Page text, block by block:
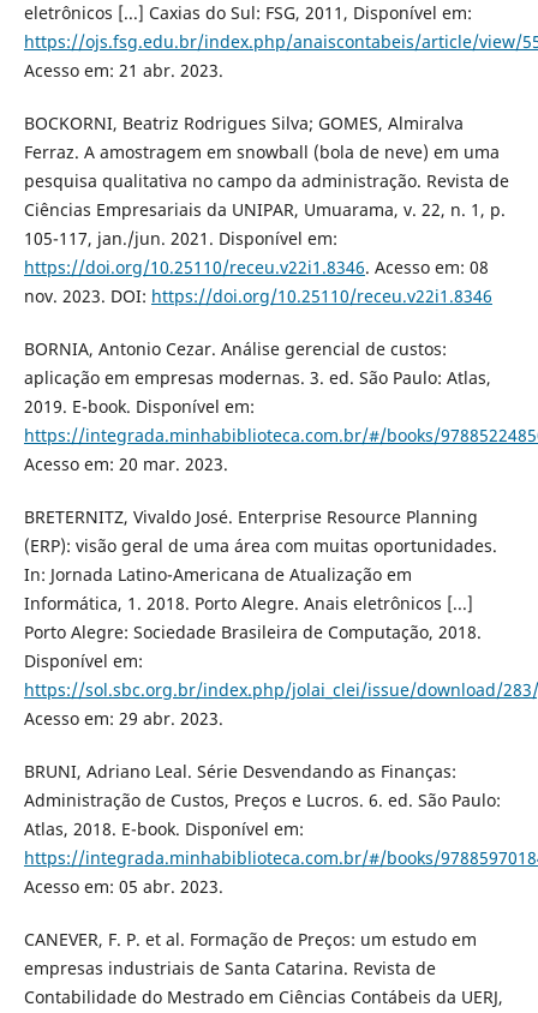
eletrônicos [...] Caxias do Sul: FSG, 2011, Disponível em:
https://ojs.fsg.edu.br/index.php/anaiscontabeis/article/view/
Acesso em: 21 abr. 2023.
BOCKORNI, Beatriz Rodrigues Silva; GOMES, Almiralva
Ferraz. A amostragem em snowball (bola de neve) em uma
pesquisa qualitativa no campo da administração. Revista de
Ciências Empresariais da UNIPAR, Umuarama, v. 22, n. 1, p.
105-117, jan./jun. 2021. Disponível em:
https://doi.org/10.25110/receu.v22i1.8346. Acesso em: 08
nov. 2023. DOI: https://doi.org/10.25110/receu.v22i1.8346
BORNIA, Antonio Cezar. Análise gerencial de custos:
aplicação em empresas modernas. 3. ed. São Paulo: Atlas,
2019. E-book. Disponível em:
https://integrada.minhabiblioteca.com.br/#/books/
Acesso em: 20 mar. 2023.
BRETERNITZ, Vivaldo José. Enterprise Resource Planning
(ERP): visão geral de uma área com muitas oportunidades.
In: Jornada Latino-Americana de Atualização em
Informática, 1. 2018. Porto Alegre. Anais eletrônicos [...]
Porto Alegre: Sociedade Brasileira de Computação, 2018.
Disponível em:
https://sol.sbc.org.br/index.php/jolai_clei/issue/download/
Acesso em: 29 abr. 2023.
BRUNI, Adriano Leal. Série Desvendando as Finanças:
Administração de Custos, Preços e Lucros. 6. ed. São Paulo:
Atlas, 2018. E-book. Disponível em:
https://integrada.minhabiblioteca.com.br/#/books/
Acesso em: 05 abr. 2023.
CANEVER, F. P. et al. Formação de Preços: um estudo em
empresas industriais de Santa Catarina. Revista de
Contabilidade do Mestrado em Ciências Contábeis da UERJ,